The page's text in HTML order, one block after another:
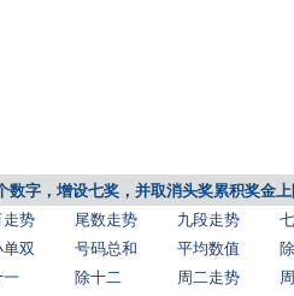
数字，增设七奖，并取消头奖累积奖金
走势 尾数走势 九段走势
单双 号码总和 平均数值
一 除十二 周二走势